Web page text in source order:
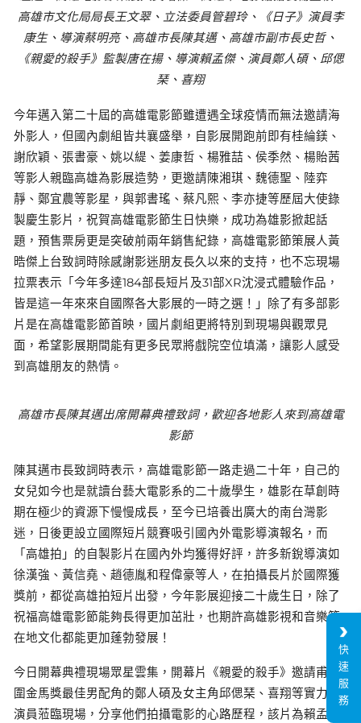
高雄市文化局局長王文翠、立法委員管碧玲、《日子》演員李
康生、導演蔡明亮、高雄市長陳其邁、高雄市副市長史哲、
《親愛的殺手》監製唐在揚、導演賴孟傑、演員鄭人碩、邱偲
琹、喜翔
今年邁入第二十屆的高雄電影節雖遭遇全球疫情而無法邀請海
外影人，但國內劇組皆共襄盛舉，自影展開跑前即有桂綸鎂、
謝欣穎、張書豪、姚以緹、姜康哲、楊雅喆、侯季然、楊貽茜
等影人親臨高雄為影展造勢，更邀請陳湘琪、魏德聖、陸弈
靜、鄭宜農等影星，與郭書瑤、蔡凡熙、李亦捷等歷屆大使錄
製慶生影片，祝賀高雄電影節生日快樂，成功為雄影掀起話
題，預售票房更是突破前兩年銷售紀錄，高雄電影節策展人黃
晧傑上台致詞時除感謝影迷朋友長久以來的支持，也不忘現場
拉票表示「今年多達184部長短片及31部XR沈浸式體驗作品，
皆是這一年來來自國際各大影展的一時之選！」除了有多部影
片是在高雄電影節首映，國片劇組更將特別到現場與觀眾見
面，希望影展期間能有更多民眾將戲院空位填滿，讓影人感受
到高雄朋友的熱情。
高雄市長陳其邁出席開幕典禮致詞，歡迎各地影人來到高雄電
影節
陳其邁市長致詞時表示，高雄電影節一路走過二十年，自己的
女兒如今也是就讀台藝大電影系的二十歲學生，雄影在草創時
期在極少的資源下慢慢成長，至今已培養出廣大的南台灣影
迷，日後更設立國際短片競賽吸引國內外電影導演報名，而
「高雄拍」的自製影片在國內外均獲得好評，許多新銳導演如
徐漢強、黃信堯、趙德胤和程偉豪等人，在拍攝長片於國際獲
獎前，都從高雄拍短片出發，今年影展迎接二十歲生日，除了
祝福高雄電影節能夠長得更加茁壯，也期許高雄影視和音樂等
在地文化都能更加蓬勃發展！
今日開幕典禮現場眾星雲集，開幕片《親愛的殺手》邀請甫入
圍金馬獎最佳男配角的鄭人碩及女主角邱偲琹、喜翔等實力派
演員蒞臨現場，分享他們拍攝電影的心路歷程，該片為賴孟傑
快
速
服
務